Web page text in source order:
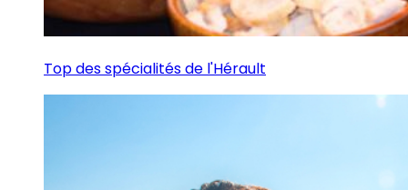
Top des spécialités de l'Hérault